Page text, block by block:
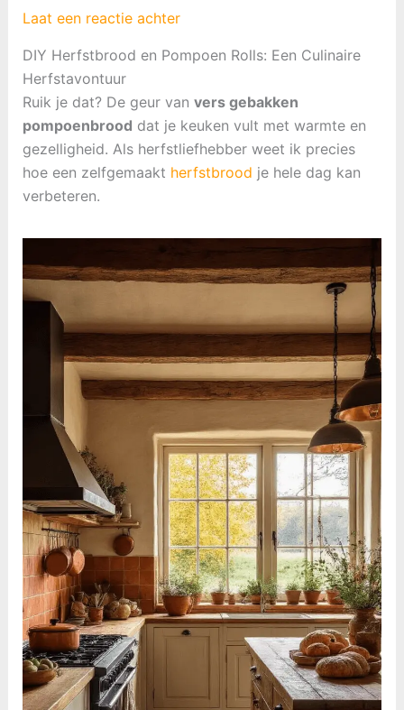
Laat een reactie achter
DIY Herfstbrood en Pompoen Rolls: Een Culinaire
Herfstavontuur
Ruik je dat? De geur van vers gebakken
pompoenbrood dat je keuken vult met warmte en
gezelligheid. Als herfstliefhebber weet ik precies
hoe een zelfgemaakt herfstbrood je hele dag kan
verbeteren.